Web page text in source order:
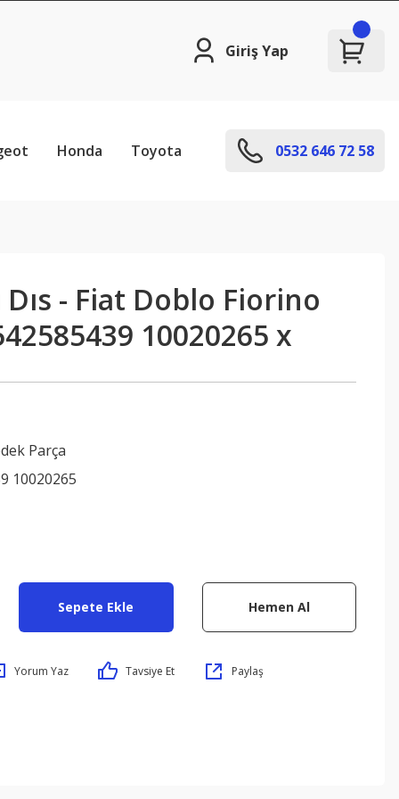
Giriş Yap
Honda Toyota 0532 646 72 58
- Fiat Doblo Fiorino
10020265 x
Parça
10020265
Sepete Ekle Hemen Al
Yorum Yaz Tavsiye Et Paylaş